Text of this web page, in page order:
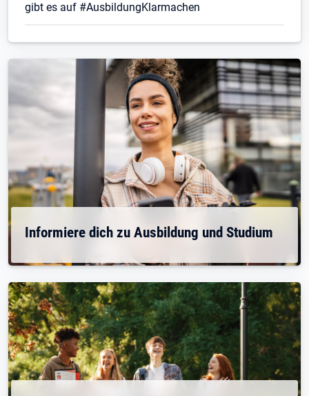
gibt es auf #AusbildungKlarmachen
Informiere dich zu Ausbildung und Studium